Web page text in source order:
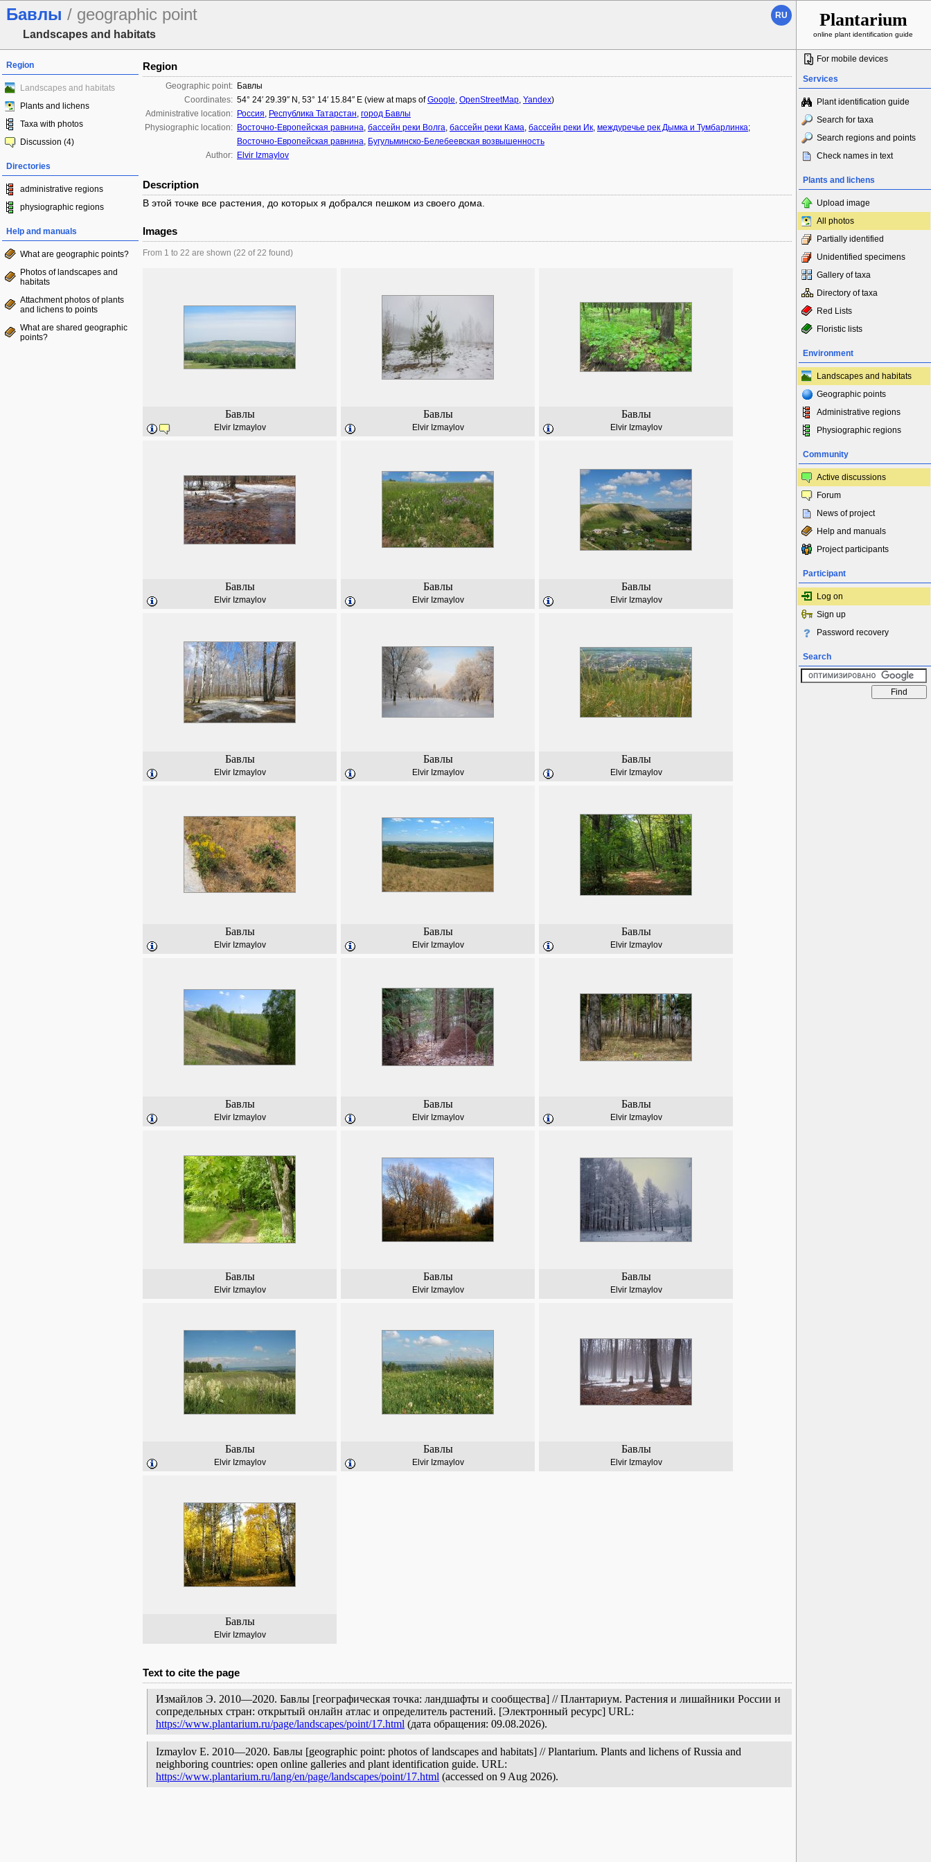
Бавлы / geographic point
Landscapes and habitats
RU Plantarium
online plant identification guide
Region
Landscapes and habitats
Plants and lichens
Taxa with photos
Discussion (4)
Directories
administrative regions
physiographic regions
Help and manuals
What are geographic points?
Photos of landscapes and
habitats
Attachment photos of plants
and lichens to points
What are shared geographic
points?
Region
Geographic point: Бавлы
Coordinates: 54° 24′ 29.39″ N, 53° 14′ 15.84″ E (view at maps ofGoogle, OpenStreetMap, Yandex)
Administrative location: Россия, Республика Татарстан, город Бавлы
Physiographic location: Восточно-Европейская равнина, бассейн реки Волга, бассейн реки Кама, бассейн реки Ик, междуречье рек Дымка и Тумбарлинка;
Восточно-Европейская равнина, Бугульминско-Белебеевская возвышенность
Author: Elvir Izmaylov
Description
В этой точке все растения, до которых я добрался пешком из своего дома.
Images
From 1 to 22 are shown (22 of 22 found)
Бавлы
Elvir Izmaylov
Бавлы
Elvir Izmaylov
Бавлы
Elvir Izmaylov
Бавлы
Elvir Izmaylov
Бавлы
Elvir Izmaylov
Бавлы
Elvir Izmaylov
Бавлы
Elvir Izmaylov
Бавлы
Elvir Izmaylov
Бавлы
Elvir Izmaylov
Бавлы
Elvir Izmaylov
Бавлы
Elvir Izmaylov
Бавлы
Elvir Izmaylov
Бавлы
Elvir Izmaylov
Бавлы
Elvir Izmaylov
Бавлы
Elvir Izmaylov
Бавлы
Elvir Izmaylov
Бавлы
Elvir Izmaylov
Бавлы
Elvir Izmaylov
Бавлы
Elvir Izmaylov
Бавлы
Elvir Izmaylov
Бавлы
Elvir Izmaylov
Бавлы
Elvir Izmaylov
Text to cite the page
Измайлов Э. 2010—2020. Бавлы [географическая точка: ландшафты и сообщества] // Плантариум. Растения и лишайники России и
сопредельных стран: открытый онлайн атлас и определитель растений. [Электронный ресурс] URL:
https://www.plantarium.ru/page/landscapes/point/17.html (дата обращения: 09.08.2026).
Izmaylov E. 2010—2020. Бавлы [geographic point: photos of landscapes and habitats] // Plantarium. Plants and lichens of Russia and
neighboring countries: open online galleries and plant identification guide. URL:
https://www.plantarium.ru/lang/en/page/landscapes/point/17.html (accessed on 9 Aug 2026).
For mobile devices
Services
Plant identification guide
Search for taxa
Search regions and points
Check names in text
Plants and lichens
Upload image
All photos
Partially identified
Unidentified specimens
Gallery of taxa
Directory of taxa
Red Lists
Floristic lists
Environment
Landscapes and habitats
Geographic points
Administrative regions
Physiographic regions
Community
Active discussions
Forum
News of project
Help and manuals
Project participants
Participant
Log on
Sign up
Password recovery
Search